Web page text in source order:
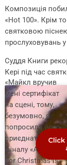
Композиція
«Hot 100». Крім
святковою
прослуховувань
Суддя Книги
Кері під час
«Майкл вручив
мені сертифікат
на сцені, тому,
безумовно, я
попросила його
приєднатися до
фіналу «All I Want
For Christmas Is